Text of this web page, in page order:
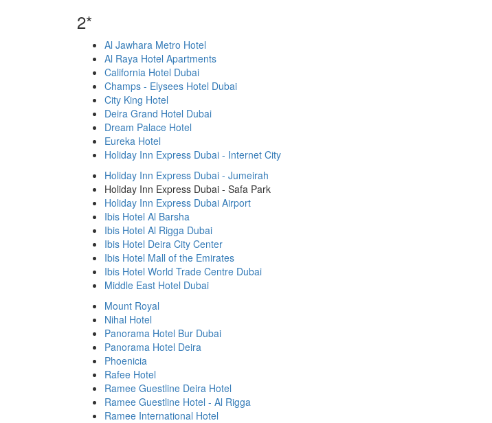
2*
Al Jawhara Metro Hotel
Al Raya Hotel Apartments
California Hotel Dubai
Champs - Elysees Hotel Dubai
City King Hotel
Deira Grand Hotel Dubai
Dream Palace Hotel
Eureka Hotel
Holiday Inn Express Dubai - Internet City
Holiday Inn Express Dubai - Jumeirah
Holiday Inn Express Dubai - Safa Park
Holiday Inn Express Dubai Airport
Ibis Hotel Al Barsha
Ibis Hotel Al Rigga Dubai
Ibis Hotel Deira City Center
Ibis Hotel Mall of the Emirates
Ibis Hotel World Trade Centre Dubai
Middle East Hotel Dubai
Mount Royal
Nihal Hotel
Panorama Hotel Bur Dubai
Panorama Hotel Deira
Phoenicia
Rafee Hotel
Ramee Guestline Deira Hotel
Ramee Guestline Hotel - Al Rigga
Ramee International Hotel